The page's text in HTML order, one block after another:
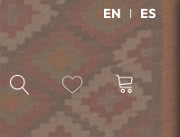
EN ES